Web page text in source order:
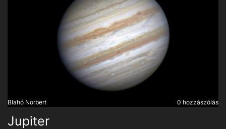
Blahó Norbert 0 hozzászólás
Jupiter